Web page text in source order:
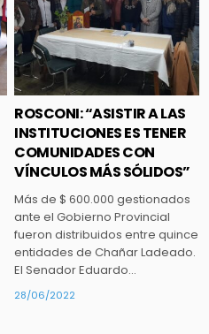
ROSCONI: “ASISTIR A LAS
INSTITUCIONES ES TENER
COMUNIDADES CON
VÍNCULOS MÁS SÓLIDOS”
Más de $ 600.000 gestionados
ante el Gobierno Provincial
fueron distribuidos entre quince
entidades de Chañar Ladeado.
El Senador Eduardo…
28/06/2022